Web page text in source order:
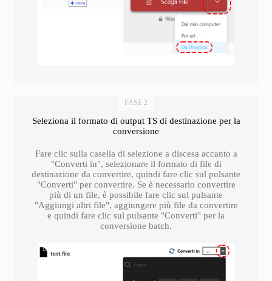
FASE 2
Seleziona il formato di output TS di destinazione per la
conversione
Fare clic sulla casella di selezione a discesa accanto a
"Converti in", selezionare il formato di file di
destinazione da convertire, quindi fare clic sul pulsante
"Converti" per convertire. Se è necessario convertire
più di un file, è possibile fare clic sul pulsante
"Aggiungi altri file", aggiungere più file da convertire
e quindi fare clic sul pulsante "Converti" per la
conversione batch.